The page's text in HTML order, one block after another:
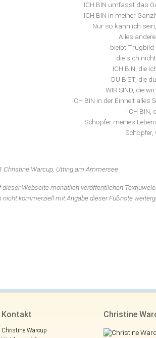
ICH BIN umfasst das
ICH BIN in meiner
Nur so kann ich
Alles
bleibt Trugbild
die sich
ICH BIN, die
DU BIST, die
WIR SIND, die
ICH BIN in der Einheit alles
ICH BIN,
Schöpfer meines
Schöpfer,
Christine Warcup, Utting am Ammersee
dieser Webseite monatlich veröffentlichen
nicht kommerziell mit Angabe dieser Fußnote
Kontakt
Christine Warcup
Christine